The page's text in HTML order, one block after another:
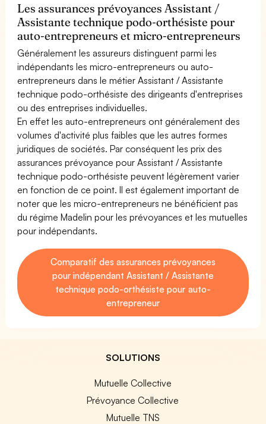
Les assurances prévoyances Assistant /
Assistante technique podo-orthésiste pour
auto-entrepreneurs et micro-entrepreneurs
Généralement les assureurs distinguent parmi les
indépendants les micro-entrepreneurs ou auto-
entrepreneurs dans le métier Assistant / Assistante
technique podo-orthésiste des dirigeants d'entreprises
ou des entreprises individuelles.
En effet les auto-entrepreneurs ont généralement des
volumes d'activité plus faibles que les autres formes
juridiques de sociétés. Par conséquent les prix des
assurances prévoyance pour Assistant / Assistante
technique podo-orthésiste peuvent légèrement varier
en fonction de ce point. Il est également important de
noter que les micro-entrepreneurs ne bénéficient pas
du régime Madelin pour les prévoyances et les mutuelles
pour indépendants.
Comparatif des assurances prévoyances
pour indépendant Assistant / Assistante
technique podo-orthésiste pour auto-
entrepreneur
SOLUTIONS
Mutuelle Collective
Prévoyance Collective
Mutuelle TNS